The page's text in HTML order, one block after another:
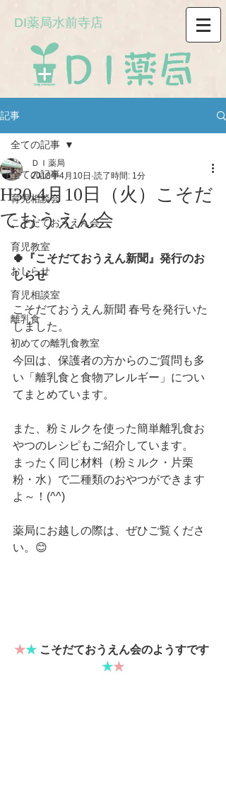
DI薬局水前寺店
記事
全ての記事
育児相談会
こそだておうえん会
育児教室
おしらせ
育児相談室
離乳食
初めての離乳食教室
全ての記事
H30.4月10日（火）こそだ
ておうえん会
ＤＩ薬局
2018年4月10日 読了時間: 1分
🍀『こそだておうえん新聞』発行のお
しらせ
こそだておうえん新聞 春号を発行いた
しました。
今回は、保護者の方からのご質問も多
い「離乳食と食物アレルギー」につい
てまとめています。
また、粉ミルクを使った簡単離乳食お
やつのレシピもご紹介しています。
まったく同じ材料（粉ミルク・片栗
粉・水）で二種類のおやつができます
よ～！(^^)
薬局にお越しの際は、ぜひご覧くださ
い。😊
★★ こそだておうえん会のようすです
★★